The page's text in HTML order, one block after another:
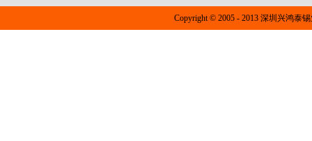
Copyright © 2005 - 2013 深圳兴鸿泰